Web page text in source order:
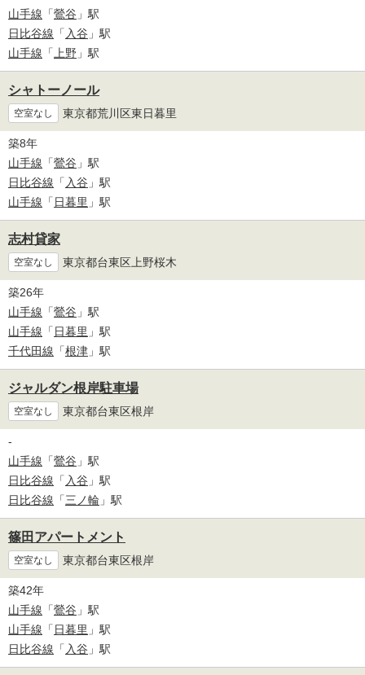
山手線 「鶯谷 」駅
日比谷線 「 入谷 」駅
山手線 「 上野 」駅
シャトーノール
空室なし 東京都荒川区東日暮里
築8年
山手線 「鶯谷 」駅
日比谷線 「 入谷 」駅
山手線 「 日暮里 」駅
志村貸家
空室なし 東京都台東区上野桜木
築26年
山手線 「鶯谷 」駅
山手線 「 日暮里 」駅
千代田線 「根津 」駅
ジャルダン根岸駐車場
空室なし 東京都台東区根岸
-
山手線 「鶯谷 」駅
日比谷線 「 入谷 」駅
日比谷線 「三ノ輪 」駅
篠田アパートメント
空室なし 東京都台東区根岸
築42年
山手線 「鶯谷 」駅
山手線 「 日暮里 」駅
日比谷線 「 入谷 」駅